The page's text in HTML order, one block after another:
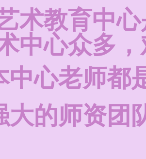
术教育中
中心众多
中心老师都
大的师资团